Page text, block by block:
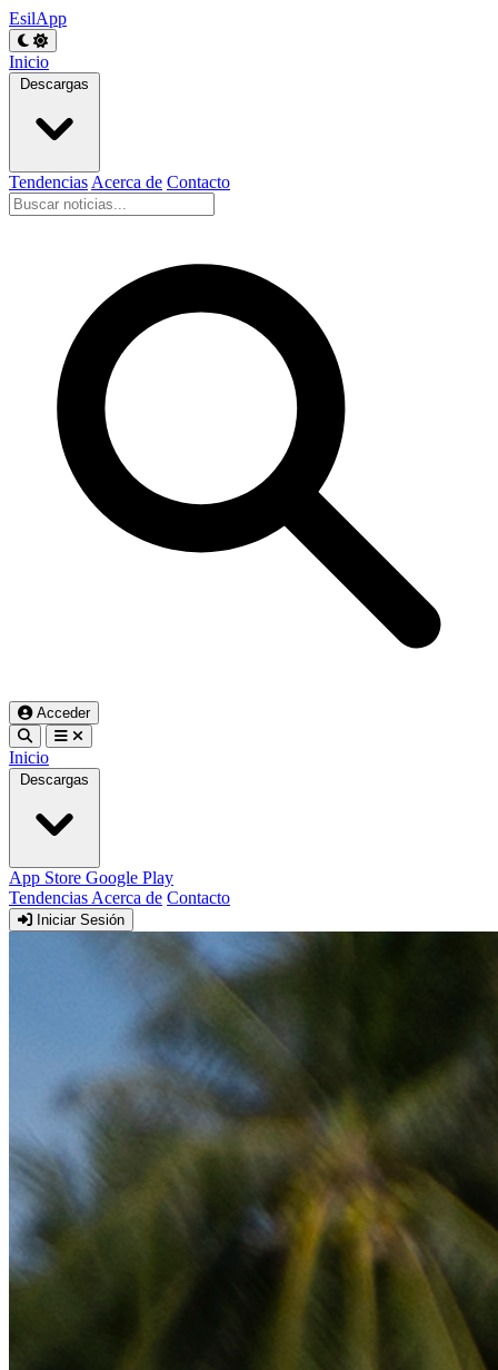
EsilApp
Inicio
Descargas
Tendencias Acerca de Contacto
Acceder
Inicio
Descargas
App Store Google Play
Tendencias Acerca de Contacto
Iniciar Sesión